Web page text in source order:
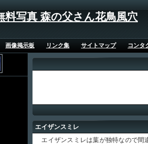
料写真 森の父さん花鳥風穴
画像掲示板 リンク集 サイトマップ コンタ
エイザンスミレ
エイザンスミレは葉が独特なので間